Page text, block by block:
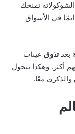
الشوكولاتة تمنحك
في الأسواق
بعدتذوق عينات
أكثر. وهكذا تتحول
والذكرى معًا.